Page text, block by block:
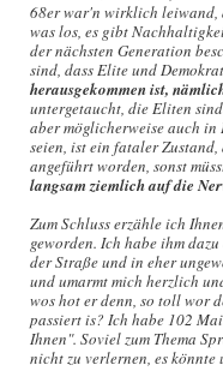
68er war'n wirklich leiwand,
was los, es gibt
der nächsten Generation
sind, dass Elite und
herausgekommen ist,
untergetaucht, die Eliten
aber möglicherweise auch
seien, ist ein fataler
angeführt worden, sonst
langsam ziemlich auf die
Zum Schluss erzähle ich
geworden. Ich habe ihm
der Straße und in eher
und umarmt mich herzlich
wos hot er denn, so toll wor
passiert is? Ich habe 102
Ihnen". Soviel zum Thema
nicht zu verlernen, es